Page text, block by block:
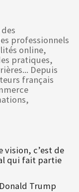
professionnels
online,
pratiques,
Depuis
français
vision, c’est de
qui fait partie
Trump